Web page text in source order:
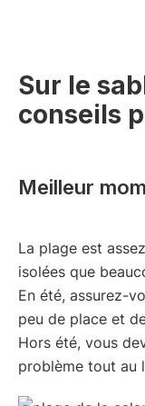
Sur le
conseils
Meilleur
La plage est
isolées que
En été, assurez-
peu de place et
Hors été, vous
problème tout au